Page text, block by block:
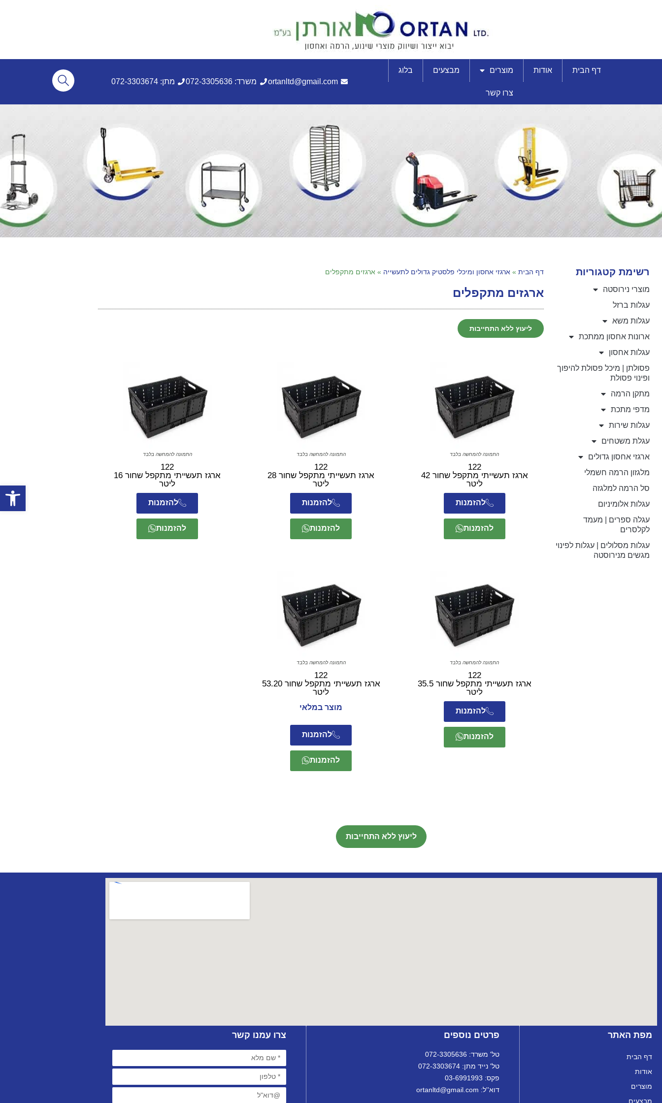
דף הבית אודות מוצרים מבצעים בלוג
צרו קשר
ortanltd@gmail.com משרד: 072-3305636 מתן: 072-3303674
רשימת קטגוריות
מוצרי נירוסטה
עגלות ברזל
עגלות משא
ארונות אחסון ממתכת
עגלות אחסון
פסולתן | מיכל פסולת להיפוך
ופינוי פסולת
מתקן הרמה
מדפי מתכת
עגלות שירות
עגלת משטחים
ארגזי אחסון גדולים
מלגזון הרמה חשמלי
סל הרמה למלגזה
עגלות אלומיניום
עגלה ספרים | מעמד
לקלסרים
עגלות מסלולים | עגלות לפינוי
מגשים מנירוסטה
דף הבית» ארגזי אחסון ומיכלי פלסטיק גדולים לתעשייה » ארגזים מתקפלים
ארגזים מתקפלים
ליעוץ ללא התחייבות
התמונה להמחשה בלבד
122
ארגז תעשייתי מתקפל שחור 42
ליטר
להזמנות
להזמנות
התמונה להמחשה בלבד
122
ארגז תעשייתי מתקפל שחור 28
ליטר
להזמנות
להזמנות
התמונה להמחשה בלבד
122
ארגז תעשייתי מתקפל שחור 16
ליטר
להזמנות
להזמנות
התמונה להמחשה בלבד
122
ארגז תעשייתי מתקפל שחור 35.5
ליטר
להזמנות
להזמנות
התמונה להמחשה בלבד
122
ארגז תעשייתי מתקפל שחור 53.20
ליטר
מוצר במלאי
להזמנות
להזמנות
ליעוץ ללא התחייבות
מפת האתר
דף הבית
אודות
מוצרים
מבצעים
פרטים נוספים
טל' משרד: 072-3305636
טל' נייד מתן: 072-3303674
פקס: 03-6991993
דוא''ל: ortanltd@gmail.com
צרו עמנו קשר
פתח